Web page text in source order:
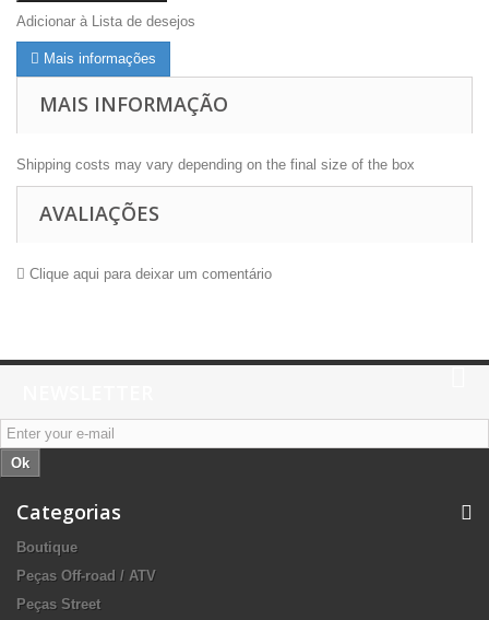
Adicionar à Lista de desejos
Mais informações
MAIS INFORMAÇÃO
Shipping costs may vary depending on the final size of the box
AVALIAÇÕES
Clique aqui para deixar um comentário
Ok
Categorias
Boutique
Peças Off-road / ATV
Peças Street